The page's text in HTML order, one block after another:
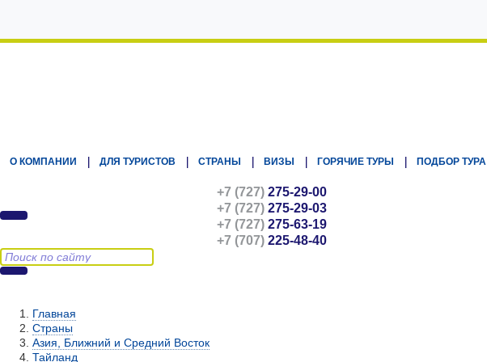
О КОМПАНИИ ДЛЯ ТУРИСТОВ СТРАНЫ ВИЗЫ ГОРЯЧИЕ ТУРЫ ПОДБОР ТУРА
+7 (727) 275-29-00
+7 (727) 275-29-03
+7 (727) 275-63-19
+7 (707) 225-48-40
Главная
Страны
Азия, Ближний и Средний Восток
Тайланд